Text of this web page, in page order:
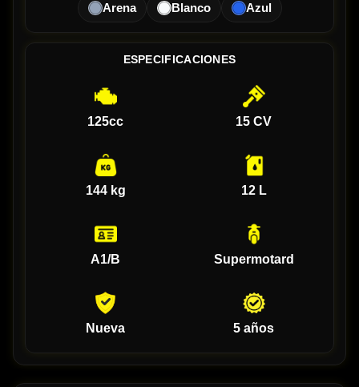
Arena Blanco Azul
ESPECIFICACIONES
125cc 15 CV
144 kg 12 L
A1/B Supermotard
Nueva 5 años